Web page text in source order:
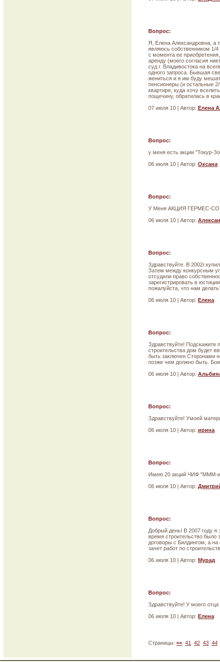
Вопрос:
Я, Елена Александровна, а
являюсь собственником 1/
с момента ее
аренду (моего согласия
суд г. Владивостока на
одного запроса. Бывшая
жениться и я им буду
пенсионеры (и остальные
квартире, куда хочу
пощечину, обратилась в
07 июля 10 | Автор: Елена
Вопрос:
у меня есть акции "Токур-
06 июля 10 | Автор: Оксана
Вопрос:
У Меня АКЦИЯ ГЕРМЕС-
06 июля 10 | Автор:
Вопрос:
Здравствуйте. В
Затем между конкурсным
отсудили право
зарегистрировать в
пожалуйста, что нам
06 июля 10 | Автор: Елена
Вопрос:
Здравствуйте! Подскажите
строительства дом будет
быть заключен Сторонами
позже чем должно быть.
06 июля 10 | Автор:
Вопрос:
Здравствуйте! Умоей
06 июля 10 | Автор: ирина
Вопрос:
Имею 20 акций ЧИФ "МММ-
06 июля 10 | Автор:
Вопрос:
Добрый день! В 2007 году я
время строительство было
договоры с Билдингом, а
зачет работ по
06 июля 10 | Автор: Мурад
Вопрос:
Здравствуйте! У моего
06 июля 10 | Автор: Елена
Страницы: << 41 42 43 44